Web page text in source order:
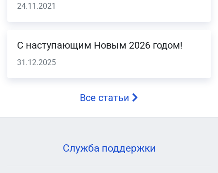
24.11.2021
С наступающим Новым 2026 годом!
31.12.2025
Все статьи
Служба поддержки